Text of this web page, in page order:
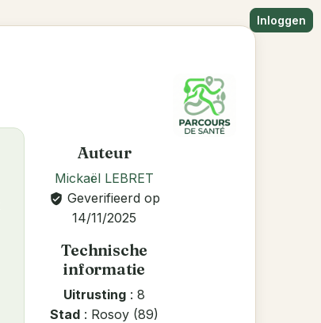
Inloggen
Auteur
Mickaël LEBRET
verified_user Geverifieerd op
14/11/2025
Technische
informatie
Uitrusting : 8
Stad : Rosoy (89)